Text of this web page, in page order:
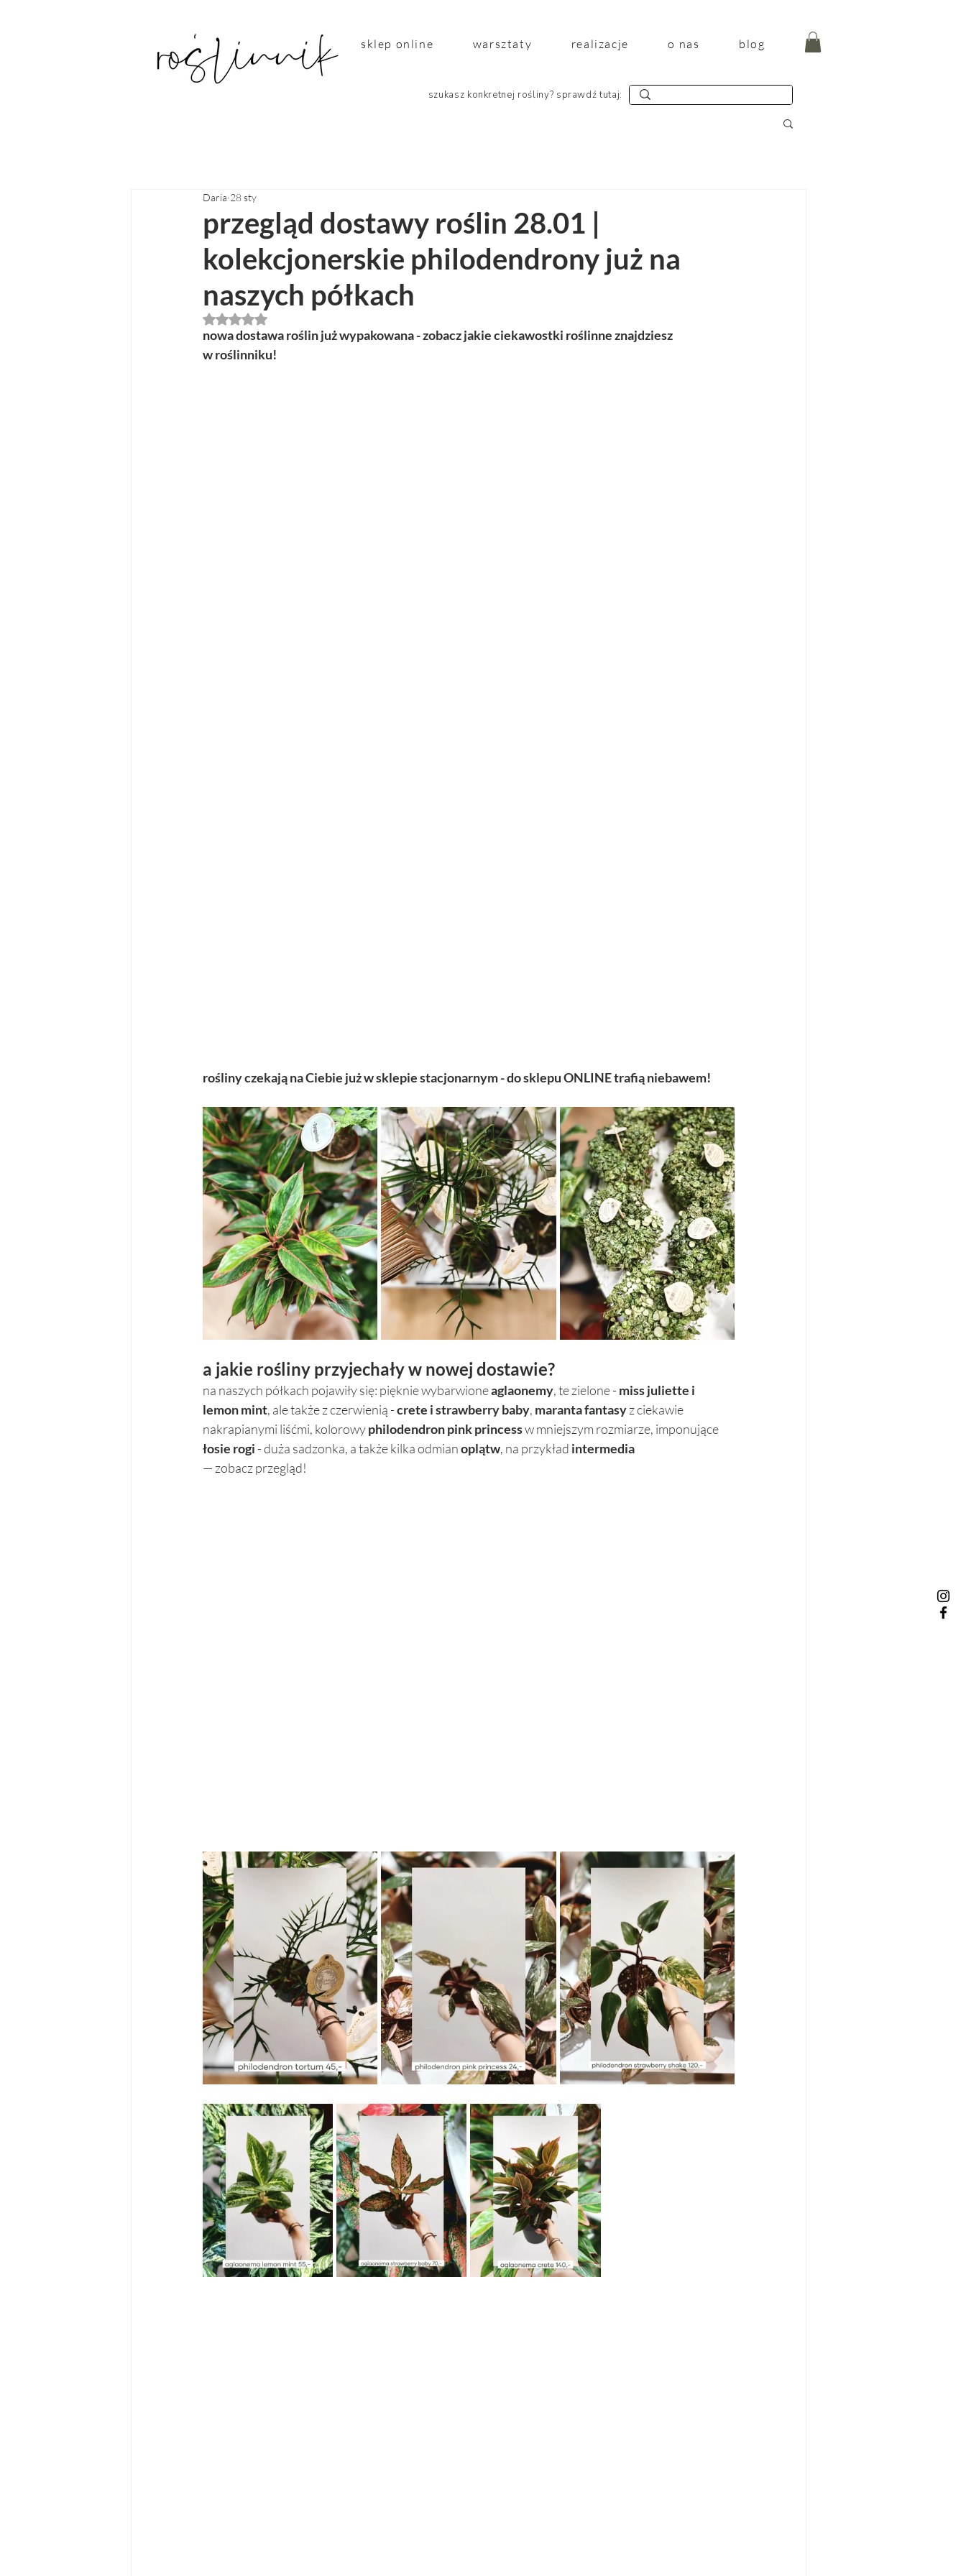
sklep online warsztaty realizacje o nas blog
szukasz konkretnej rośliny? sprawdź tutaj:
przegląd dostawy roślin 28.01 |
kolekcjonerskie philodendrony już na
naszych półkach
Daria 28 sty
Oceniono na NaN z 5 gwiazdek.
nowa dostawa roślin już wypakowana - zobacz jakie ciekawostki roślinne znajdziesz
w roślinniku!
rośliny czekają na Ciebie już w sklepie stacjonarnym - do sklepu ONLINE trafią niebawem!
a jakie rośliny przyjechały w nowej dostawie?
na naszych półkach pojawiły się: pięknie wybarwione aglaonemy, te zielone - miss juliette i
lemon mint, ale także z czerwienią - crete i strawberry baby, maranta fantasy z ciekawie
nakrapianymi liśćmi, kolorowy philodendron pink princess w mniejszym rozmiarze, imponujące
łosie rogi - duża sadzonka, a także kilka odmian oplątw, na przykład intermedia
— zobacz przegląd!